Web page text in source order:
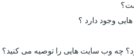
وجود دارد ؟
چه وب سایت هایی را توصیه می کنید؟